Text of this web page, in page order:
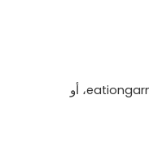
سيقوم موظفو خدمة Eationwear بقراءة احتياجاتك والرد على رسالتك في المرة الأولى، وسنتصل بك عبر البريد الإلكتروني @eationgarment، أو